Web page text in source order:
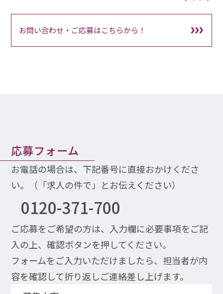
お問い合わせ・ご応募はこちらから！
応募フォーム
お電話の場合は、下記番号に直接おかけくださ
い。（「求人の件で」とお伝えください）
0120-371-700
ご応募をご希望の方は、入力欄に必要事項をご記
入の上、確認ボタンを押してください。
フォームをご入力いただけましたら、担当者が内
容を確認して折り返しご連絡差し上げます。